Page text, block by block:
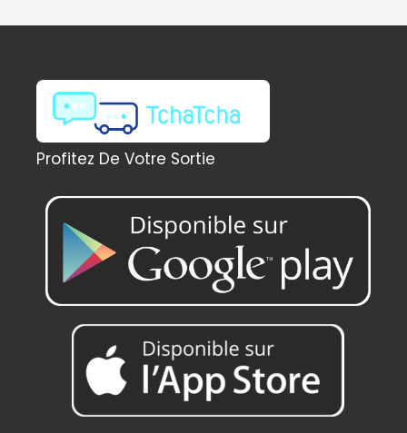
t
l
é
a
i
:
2
9
€
u
e
s
t
:
2
9
0
0
Profitez De Votre Sortie